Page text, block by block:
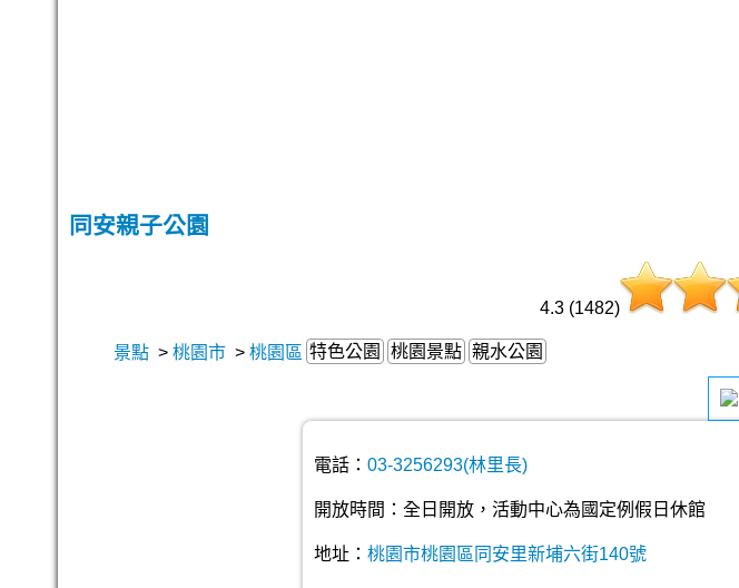
同安親子公園
4.3 (1482)
景點 > 桃園市 > 桃園區 特色公園 桃園景點 親水公園
電話： 03-3256293(林里長)
開放時間：全日開放，活動中心為國定例假日休館
地址： 桃園市桃園區同安里新埔六街140號